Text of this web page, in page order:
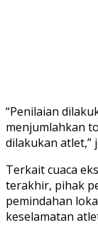
“Penilaian
menjumlahkan
dilakukan atlet,”
Terkait cuaca
terakhir, pihak
pemindahan
keselamatan